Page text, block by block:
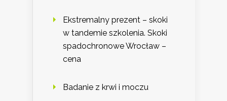
Ekstremalny prezent – skoki
w tandemie szkolenia. Skoki
spadochronowe Wrocław –
cena
Badanie z krwi i moczu